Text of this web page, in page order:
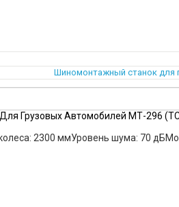
Грузовых Автомобилей МТ-296